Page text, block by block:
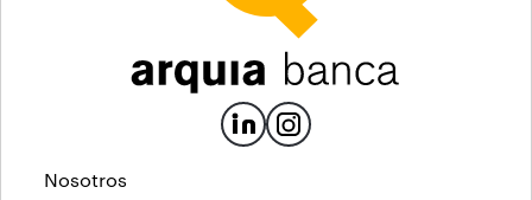
Nosotros